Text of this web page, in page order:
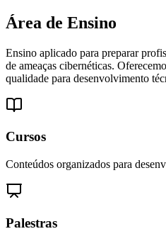
Área de Ensino
Ensino aplicado para preparar
de ameaças cibernéticas.
qualidade para desenvolvimento
Cursos
Conteúdos organizados para
Palestras